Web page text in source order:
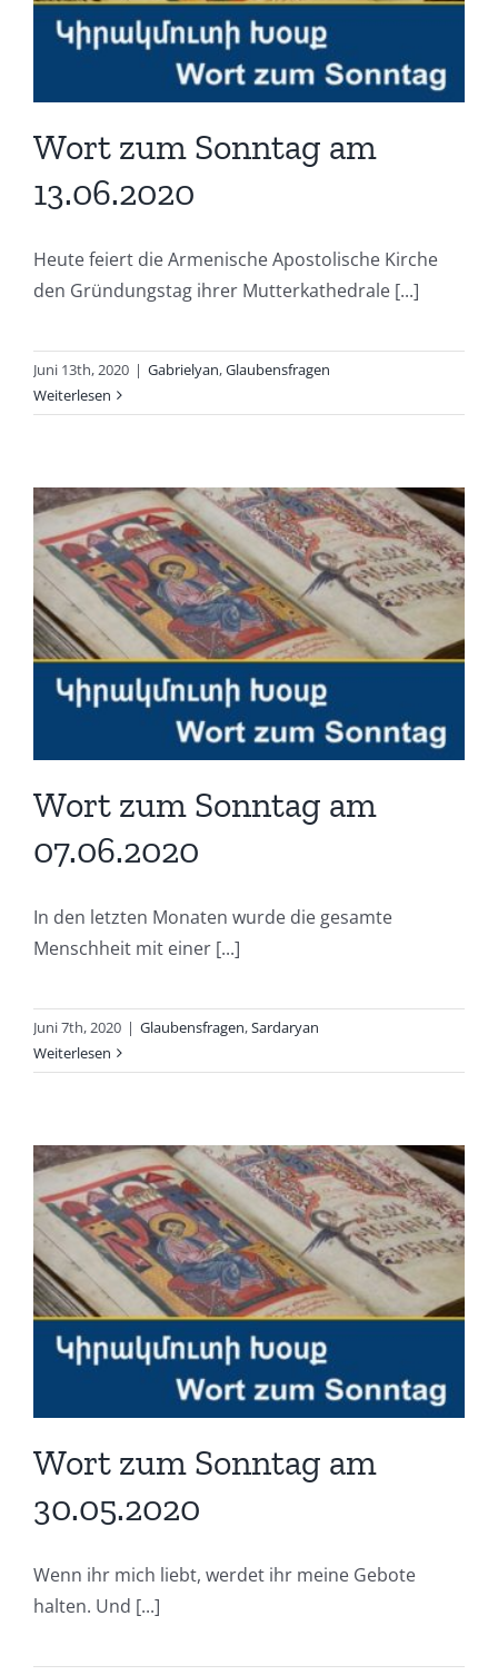
Wort zum Sonntag am
13.06.2020
Heute feiert die Armenische Apostolische Kirche
den Gründungstag ihrer Mutterkathedrale [...]
Juni 13th, 2020 | Gabrielyan,Glaubensfragen
Weiterlesen
Wort zum Sonntag am
07.06.2020
In den letzten Monaten wurde die gesamte
Menschheit mit einer [...]
Juni 7th, 2020 | Glaubensfragen,Sardaryan
Weiterlesen
Wort zum Sonntag am
30.05.2020
Wenn ihr mich liebt, werdet ihr meine Gebote
halten. Und [...]